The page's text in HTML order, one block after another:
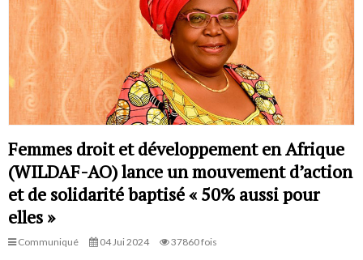
Femmes droit et développement en Afrique
(WILDAF-AO) lance un mouvement d’action
et de solidarité baptisé « 50% aussi pour
elles »
Communiqué 04 Jui 2024 37860 fois